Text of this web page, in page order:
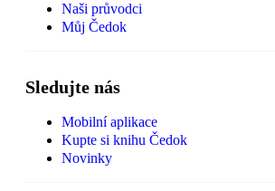
Naši průvodci
Můj Čedok
Sledujte nás
Mobilní aplikace
Kupte si knihu Čedok
Novinky